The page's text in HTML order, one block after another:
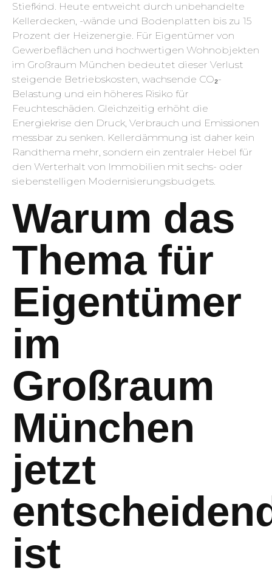
Stiefkind. Heute entweicht durch unbehandelte
Kellerdecken, -wände und Bodenplatten bis zu 15
Prozent der Heizenergie. Für Eigentümer von
Gewerbeflächen und hochwertigen Wohnobjekten
im Großraum München bedeutet dieser Verlust
steigende Betriebskosten, wachsende CO₂-
Belastung und ein höheres Risiko für
Feuchteschäden. Gleichzeitig erhöht die
Energiekrise den Druck, Verbrauch und Emissionen
messbar zu senken. Kellerdämmung ist daher kein
Randthema mehr, sondern ein zentraler Hebel für
den Werterhalt von Immobilien mit sechs- oder
siebenstelligen Modernisierungsbudgets.
Warum das
Thema für
Eigentümer
im
Großraum
München
jetzt
ist